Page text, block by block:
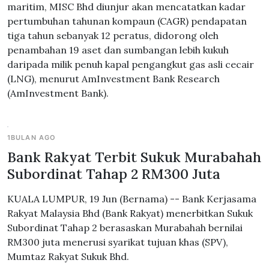
maritim, MISC Bhd diunjur akan mencatatkan kadar
pertumbuhan tahunan kompaun (CAGR) pendapatan
tiga tahun sebanyak 12 peratus, didorong oleh
penambahan 19 aset dan sumbangan lebih kukuh
daripada milik penuh kapal pengangkut gas asli cecair
(LNG), menurut AmInvestment Bank Research
(AmInvestment Bank).
1BULAN AGO
Bank Rakyat Terbit Sukuk Murabahah
Subordinat Tahap 2 RM300 Juta
KUALA LUMPUR, 19 Jun (Bernama) -- Bank Kerjasama
Rakyat Malaysia Bhd (Bank Rakyat) menerbitkan Sukuk
Subordinat Tahap 2 berasaskan Murabahah bernilai
RM300 juta menerusi syarikat tujuan khas (SPV),
Mumtaz Rakyat Sukuk Bhd.